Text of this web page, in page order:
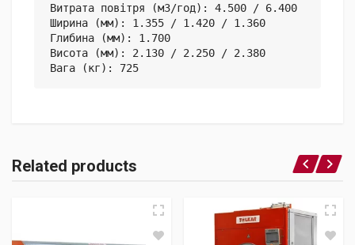
Витрата повітря (м3/год): 4.500 / 6.400
Ширина (мм): 1.355 / 1.420 / 1.360
Глибина (мм): 1.700
Висота (мм): 2.130 / 2.250 / 2.380
Вага (кг): 725
Related products